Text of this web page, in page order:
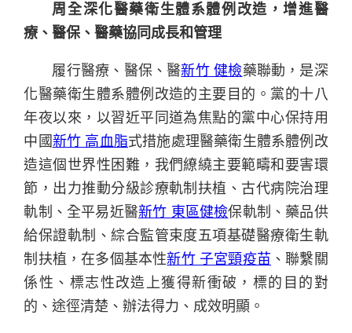
周全深化醫藥衛生體系體例改造，增進醫
療、醫保、醫藥協同成長和管理
履行醫療、醫保、醫新竹 健檢藥聯動，是深
化醫藥衛生體系體例改造的主要目的。黨的十八
年夜以來，以習近平同道為焦點的黨中心保持用
中國新竹 高血脂式措施處理醫藥衛生體系體例改
造這個世界性困難，我們繚繞主要範疇和要害環
節，出力推動分級診療軌制扶植、古代病院治理
軌制、全平易近醫新竹 東區健檢保軌制、藥品供
給保證軌制、綜合監管束度五項基礎醫療衛生軌
制扶植，在多個基本性新竹 子宮頸疫苗 、聯繫關
係性、標志性改造上獲得新衝破，標的目的對
的、途徑清楚、辦法得力、成效明顯。